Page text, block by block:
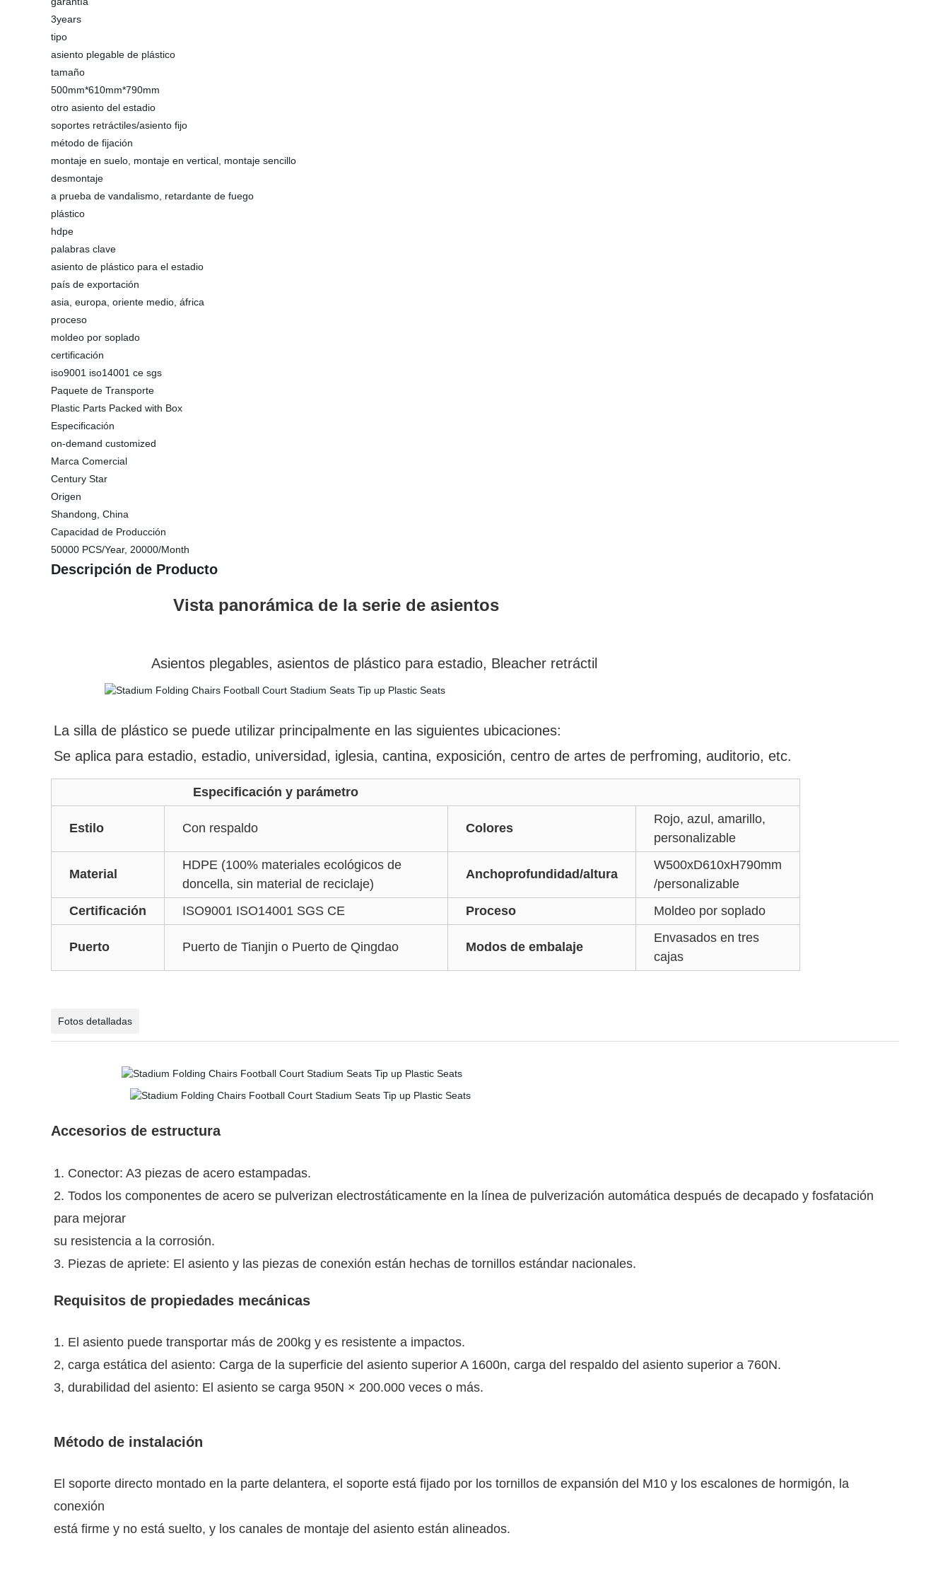
3years
tipo
asiento plegable de plástico
tamaño
500mm*610mm*790mm
otro asiento del estadio
soportes retráctiles/asiento fijo
método de fijación
montaje en suelo, montaje en vertical, montaje sencillo
desmontaje
a prueba de vandalismo, retardante de fuego
plástico
hdpe
palabras clave
asiento de plástico para el estadio
país de exportación
asia, europa, oriente medio, áfrica
proceso
moldeo por soplado
certificación
iso9001 iso14001 ce sgs
Paquete de Transporte
Plastic Parts Packed with Box
Especificación
on-demand customized
Marca Comercial
Century Star
Origen
Shandong, China
Capacidad de Producción
50000 PCS/Year, 20000/Month
Descripción de Producto
Vista panorámica de la serie de asientos
Asientos plegables, asientos de plástico para estadio, Bleacher retráctil
La silla de plástico se puede utilizar principalmente en las siguientes ubicaciones:
Se aplica para estadio, estadio, universidad, iglesia, cantina, exposición, centro de artes de perfroming, auditorio, etc.
Especificación y parámetro
Estilo Con respaldo Colores
Rojo, azul, amarillo,
personalizable
Material
HDPE (100% materiales ecológicos de
doncella, sin material de reciclaje)
Anchoprofundidad/altura
W500xD610xH790mm
/personalizable
Certificación
ISO9001 ISO14001 SGS CE Proceso Moldeo por soplado
Puerto Puerto de Tianjin o Puerto de Qingdao Modos de embalaje
Envasados en tres
cajas
Fotos detalladas
Accesorios de estructura
1. Conector: A3 piezas de acero estampadas.
2. Todos los componentes de acero se pulverizan electrostáticamente en la línea de pulverización automática después de decapado y fosfatación
para mejorar
su resistencia a la corrosión.
3. Piezas de apriete: El asiento y las piezas de conexión están hechas de tornillos estándar nacionales.
Requisitos de propiedades mecánicas
1. El asiento puede transportar más de 200kg y es resistente a impactos.
2, carga estática del asiento: Carga de la superficie del asiento superior A 1600n, carga del respaldo del asiento superior a 760N.
3, durabilidad del asiento: El asiento se carga 950N × 200.000 veces o más.
Método de instalación
El soporte directo montado en la parte delantera, el soporte está fijado por los tornillos de expansión del M10 y los escalones de hormigón, la
conexión
está firme y no está suelto, y los canales de montaje del asiento están alineados.